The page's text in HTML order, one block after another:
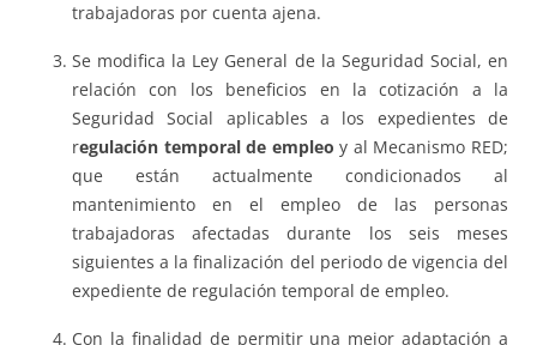
trabajadoras por cuenta ajena.
Se modifica la Ley General de la Seguridad Social, en
relación con los beneficios en la cotización a la
Seguridad Social aplicables a los expedientes de
regulación temporal de empleo y al Mecanismo RED;
que están actualmente condicionados al
mantenimiento en el empleo de las personas
trabajadoras afectadas durante los seis meses
siguientes a la finalización del periodo de vigencia del
expediente de regulación temporal de empleo.
Con la finalidad de permitir una mejor adaptación a